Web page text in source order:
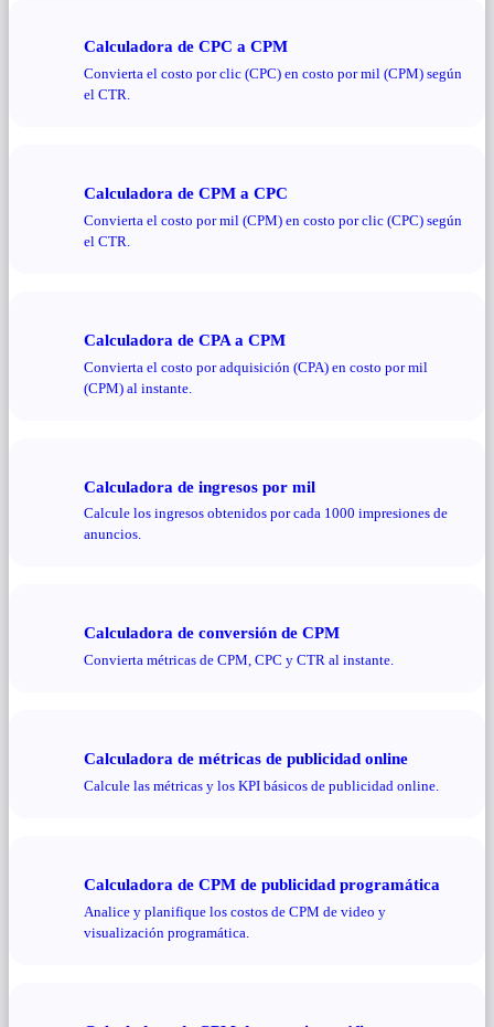
Calculadora de CPC a CPM
Convierta el costo por clic (CPC) en costo por mil (CPM) según
el CTR.
Calculadora de CPM a CPC
Convierta el costo por mil (CPM) en costo por clic (CPC) según
el CTR.
Calculadora de CPA a CPM
Convierta el costo por adquisición (CPA) en costo por mil
(CPM) al instante.
Calculadora de ingresos por mil
Calcule los ingresos obtenidos por cada 1000 impresiones de
anuncios.
Calculadora de conversión de CPM
Convierta métricas de CPM, CPC y CTR al instante.
Calculadora de métricas de publicidad online
Calcule las métricas y los KPI básicos de publicidad online.
Calculadora de CPM de publicidad programática
Analice y planifique los costos de CPM de video y
visualización programática.